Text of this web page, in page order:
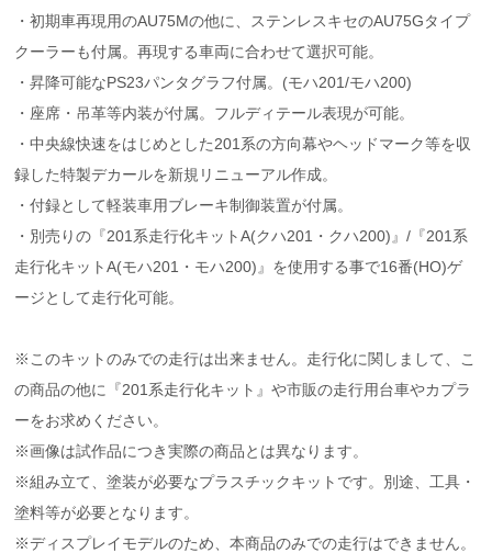
・初期車再現用のAU75Mの他に、ステンレスキセのAU75Gタイプ
クーラーも付属。再現する車両に合わせて選択可能。
・昇降可能なPS23パンタグラフ付属。(モハ201/モハ200)
・座席・吊革等内装が付属。フルディテール表現が可能。
・中央線快速をはじめとした201系の方向幕やヘッドマーク等を収
録した特製デカールを新規リニューアル作成。
・付録として軽装車用ブレーキ制御装置が付属。
・別売りの『201系走行化キットA(クハ201・クハ200)』/『201系
走行化キットA(モハ201・モハ200)』を使用する事で16番(HO)ゲ
ージとして走行化可能。
※このキットのみでの走行は出来ません。走行化に関しまして、こ
の商品の他に『201系走行化キット』や市販の走行用台車やカプラ
ーをお求めください。
※画像は試作品につき実際の商品とは異なります。
※組み立て、塗装が必要なプラスチックキットです。別途、工具・
塗料等が必要となります。
※ディスプレイモデルのため、本商品のみでの走行はできません。